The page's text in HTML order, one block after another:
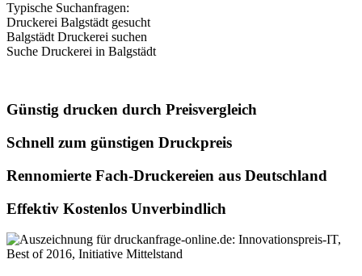
Typische Suchanfragen:
Druckerei Balgstädt gesucht
Balgstädt Druckerei suchen
Suche Druckerei in Balgstädt
Günstig drucken durch Preisvergleich
Schnell zum günstigen Druckpreis
Rennomierte Fach-Druckereien aus Deutschland
Effektiv Kostenlos Unverbindlich